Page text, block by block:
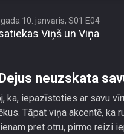
10. janvāris, S01 E04
Viņš un Viņa
neuzskata
ka, iepazīstoties ar savu
Tāpat viņa akcentē,
pret otru, pirmo reizi